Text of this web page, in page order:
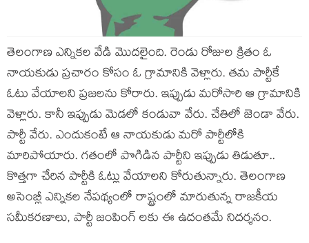
తెలంగాణ ఎన్నికల వేడి మొదలైంది. రెండు రోజుల క్రితం ఓ
నాయకుడు ప్రచారం కోసం ఓ గ్రామానికి వెళ్లారు. తమ పార్టీకే
ఓటు వేయాలని ప్రజలను కోరారు. ఇప్పుడు మరోసారి ఆ గ్రామానికి
వెళ్లారు. కానీ ఇప్పుడు మెడలో కండువా వేరు. చేతిలో జెండా వేరు.
పార్టీ వేరు. ఎందుకంటే ఆ నాయకుడు మరో పార్టీలోకి
మారిపోయారు. గతంలో పొగిడిన పార్టీని ఇప్పుడు తిడుతూ..
కొత్తగా చేరిన పార్టీకి ఓట్లు వేయాలని కోరుతున్నారు. తెలంగాణ
అసెంబ్లీ ఎన్నికల నేపథ్యంలో రాష్ట్రంలో మారుతున్న రాజకీయ
సమీకరణాలు, పార్టీ జంపింగ్ లకు ఈ ఉదంతమే నిదర్శనం.